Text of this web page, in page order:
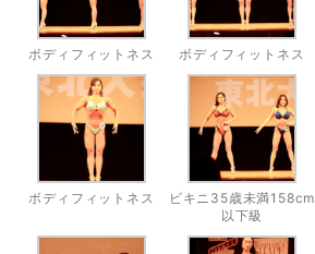
ボディフィットネス ボディフィットネス
ボディフィットネス
ビキニ35歳未満158cm
以下級